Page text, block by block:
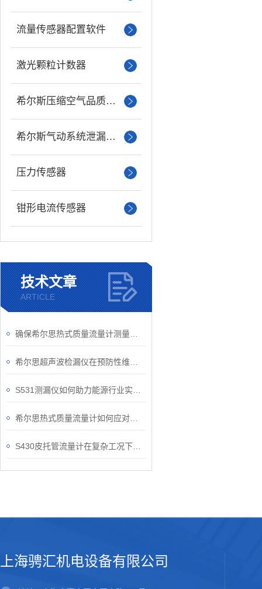
流量传感器配置软件
激光颗粒计数器
希尔斯压缩空气品质分析仪
希尔斯气动系统泄漏检测仪
压力传感器
钳形电流传感器
技术文章
ARTICLE
上海骋汇机电设备有限公司